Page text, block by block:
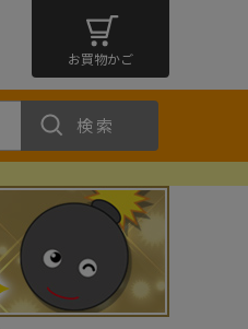
お買物かご
検索